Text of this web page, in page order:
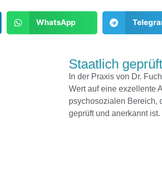
WhatsApp
Staatlich
In der Praxis von Dr.
Wert auf eine exzellente
psychosozialen Bereich,
geprüft und anerkannt ist.